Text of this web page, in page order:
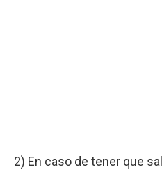
2) En caso de tener que